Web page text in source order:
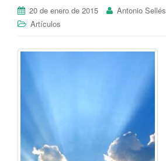
20 de enero de 2015 Antonio Sellés
Artículos